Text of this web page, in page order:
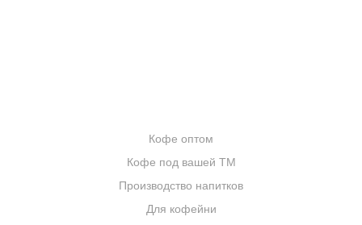
Кофе оптом
Кофе под вашей ТМ
Производство напитков
Для кофейни